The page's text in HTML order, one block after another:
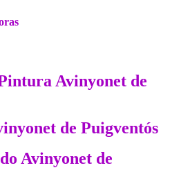
Avinyonet de
de Puigventós
Avinyonet de